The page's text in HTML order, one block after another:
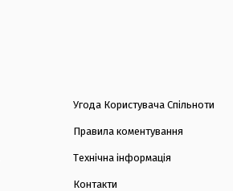
Угода Користувача Спільноти
Правила коментування
Технічна інформація
Контакти